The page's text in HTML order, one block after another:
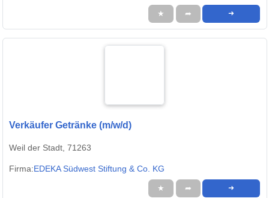
★ ➦ ➜
Verkäufer Getränke (m/w/d)
Weil der Stadt, 71263
Firma:EDEKA Südwest Stiftung & Co. KG
★ ➦ ➜